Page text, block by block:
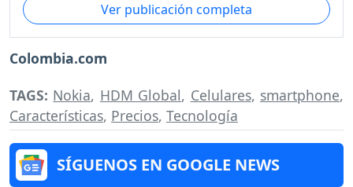
Ver publicación completa
Colombia.com
TAGS: Nokia, HDM Global, Celulares, smartphone,
Características, Precios, Tecnología
SÍGUENOS EN GOOGLE NEWS